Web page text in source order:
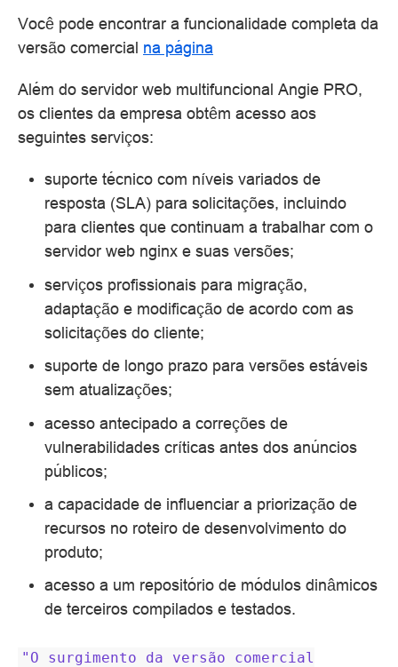
Você pode encontrar a funcionalidade completa da
versão comercial na página
Além do servidor web multifuncional Angie PRO,
os clientes da empresa obtêm acesso aos
seguintes serviços:
suporte técnico com níveis variados de
resposta (SLA) para solicitações, incluindo
para clientes que continuam a trabalhar com o
servidor web nginx e suas versões;
serviços profissionais para migração,
adaptação e modificação de acordo com as
solicitações do cliente;
suporte de longo prazo para versões estáveis
sem atualizações;
acesso antecipado a correções de
vulnerabilidades críticas antes dos anúncios
públicos;
a capacidade de influenciar a priorização de
recursos no roteiro de desenvolvimento do
produto;
acesso a um repositório de módulos dinâmicos
de terceiros compilados e testados.
"O surgimento da versão
comercial